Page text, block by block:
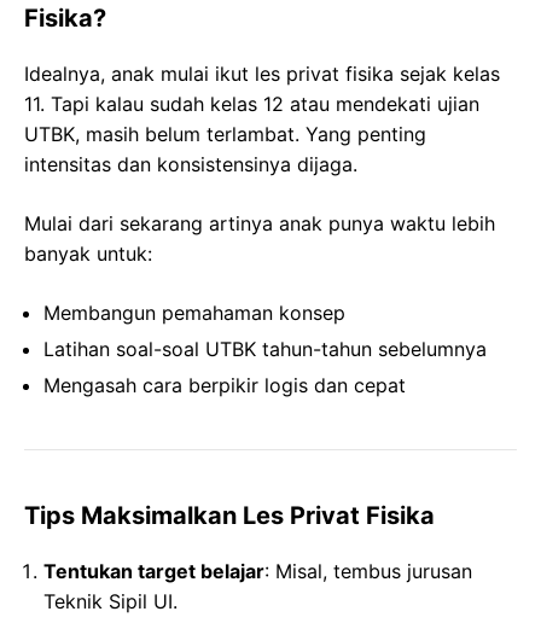
Fisika?
Idealnya, anak mulai ikut les privat fisika sejak kelas
11. Tapi kalau sudah kelas 12 atau mendekati ujian
UTBK, masih belum terlambat. Yang penting
intensitas dan konsistensinya dijaga.
Mulai dari sekarang artinya anak punya waktu lebih
banyak untuk:
Membangun pemahaman konsep
Latihan soal-soal UTBK tahun-tahun sebelumnya
Mengasah cara berpikir logis dan cepat
Tips Maksimalkan Les Privat Fisika
Tentukan target belajar: Misal, tembus jurusan
Teknik Sipil UI.